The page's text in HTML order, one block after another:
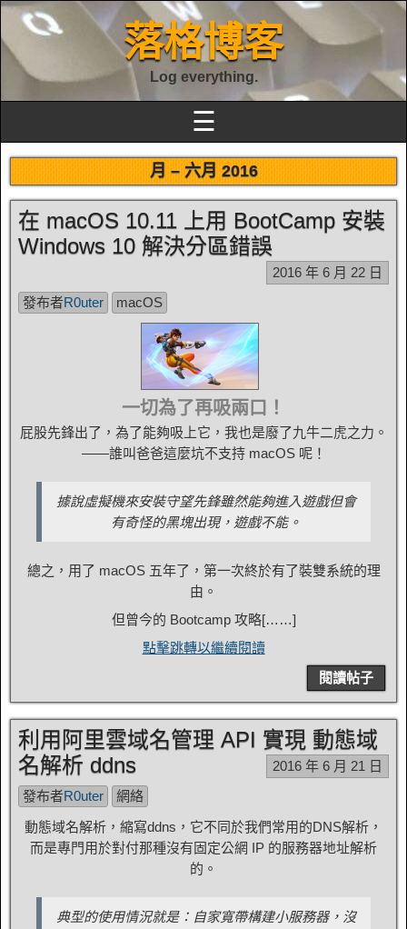
落格博客
Log everything.
☰
月 –六月 2016
在 macOS 10.11 上用 BootCamp 安裝
Windows 10 解決分區錯誤
2016 年 6 月 22 日
發布者R0uter macOS
一切為了再吸兩口！
屁股先鋒出了，為了能夠吸上它，我也是廢了九牛二虎之力。
——誰叫爸爸這麼坑不支持 macOS 呢！
據說虛擬機來安裝守望先鋒雖然能夠進入遊戲但會
有奇怪的黑塊出現，遊戲不能。
總之，用了 macOS 五年了，第一次終於有了裝雙系統的理
由。
但曾今的 Bootcamp 攻略[……]
點擊跳轉以繼續閱讀
閱讀帖子
利用阿里雲域名管理 API 實現 動態域
名解析 ddns
2016 年 6 月 21 日
發布者R0uter
網絡
動態域名解析，縮寫ddns，它不同於我們常用的DNS解析，
而是專門用於對付那種沒有固定公網 IP 的服務器地址解析
的。
典型的使用情況就是：自家寬帶構建小服務器，沒